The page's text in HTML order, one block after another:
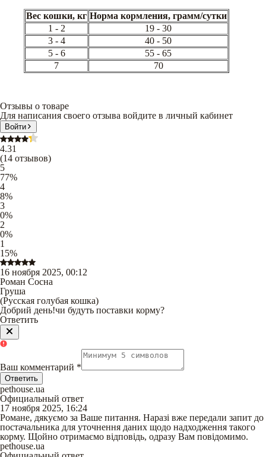
Вес кошки, кг Норма кормления, грамм/сутки
1 - 2
19 - 30
3 - 4
40 - 50
5 - 6
55 - 65
7
70
Отзывы о товаре
Для написания своего отзыва войдите в личный кабинет
Войти
4.31
(14 отзывов)
5
77%
4
8%
3
0%
2
0%
1
15%
16 ноября 2025, 00:12
Роман Сосна
Груша
(Русская голубая кошка)
Добрий день!чи будуть поставки корму?
Ответить
Ваш комментарий *
Ответить
pethouse.ua
Официальный ответ
17 ноября 2025, 16:24
Романе, дякуємо за Ваше питання. Наразі вже передали запит до
постачальника для уточнення даних щодо надходження такого
корму. Щойно отримаємо відповідь, одразу Вам повідомимо.
pethouse.ua